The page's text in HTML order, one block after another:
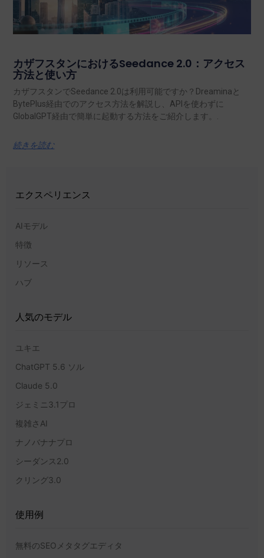
カザフスタンにおけるSeedance 2.0：アクセス
方法と使い方
カザフスタンでSeedance 2.0は利用可能ですか？Dreaminaと
BytePlus経由でのアクセス方法を解説し、APIを使わずに
GlobalGPT経由で簡単に起動する方法をご紹介します。.
続きを読む
エクスペリエンス
AIモデル
特徴
リソース
ハブ
人気のモデル
ユキエ
ChatGPT 5.6 ソル
Claude 5.0
ジェミニ3.1プロ
複雑さAI
ナノバナナプロ
シーダンス2.0
クリング3.0
使用例
無料のSEOメタタグエディタ